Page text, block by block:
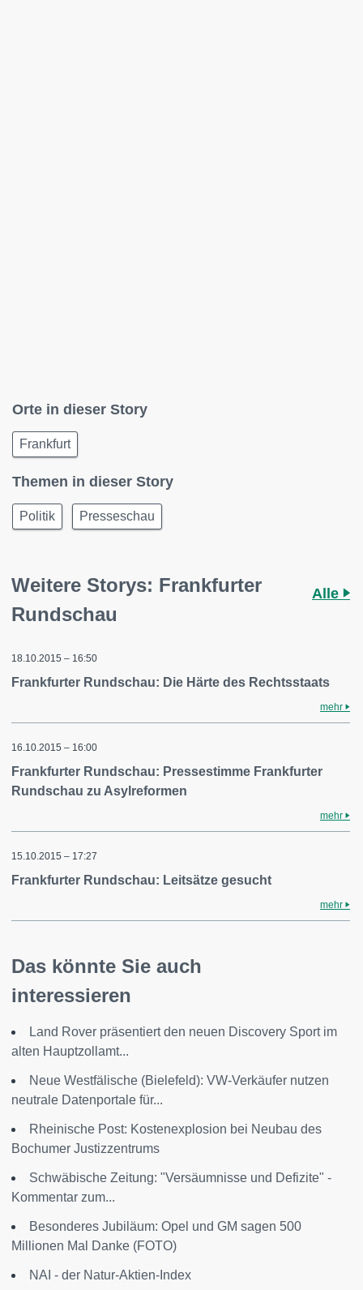
Orte in dieser Story
Frankfurt
Themen in dieser Story
Politik Presseschau
Weitere Storys: Frankfurter
Rundschau
Alle
18.10.2015 – 16:50
Frankfurter Rundschau: Die Härte des Rechtsstaats
mehr
16.10.2015 – 16:00
Frankfurter Rundschau: Pressestimme Frankfurter
Rundschau zu Asylreformen
mehr
15.10.2015 – 17:27
Frankfurter Rundschau: Leitsätze gesucht
mehr
Das könnte Sie auch
interessieren
Land Rover präsentiert den neuen Discovery Sport im
alten Hauptzollamt...
Neue Westfälische (Bielefeld): VW-Verkäufer nutzen
neutrale Datenportale für...
Rheinische Post: Kostenexplosion bei Neubau des
Bochumer Justizzentrums
Schwäbische Zeitung: "Versäumnisse und Defizite" -
Kommentar zum...
Besonderes Jubiläum: Opel und GM sagen 500
Millionen Mal Danke (FOTO)
NAI - der Natur-Aktien-Index